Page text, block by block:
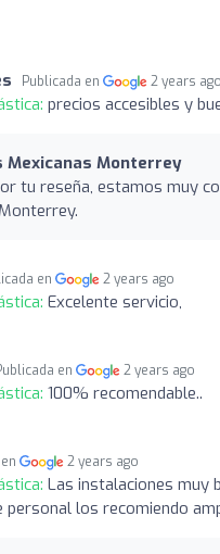
Publicada en 2 years ago
precios accesibles y
Mexicanas Monterrey
tu reseña, estamos muy
en 2 years ago
Excelente servicio,
en 2 years ago
100% recomendable..
2 years ago
Las instalaciones muy
los recomiendo